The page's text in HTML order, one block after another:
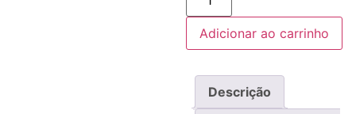
Adicionar ao carrinho
Descrição